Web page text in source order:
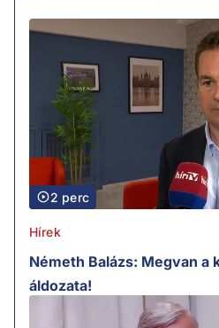
2 perc
Hírek
Németh Balázs: Megvan a
áldozata!